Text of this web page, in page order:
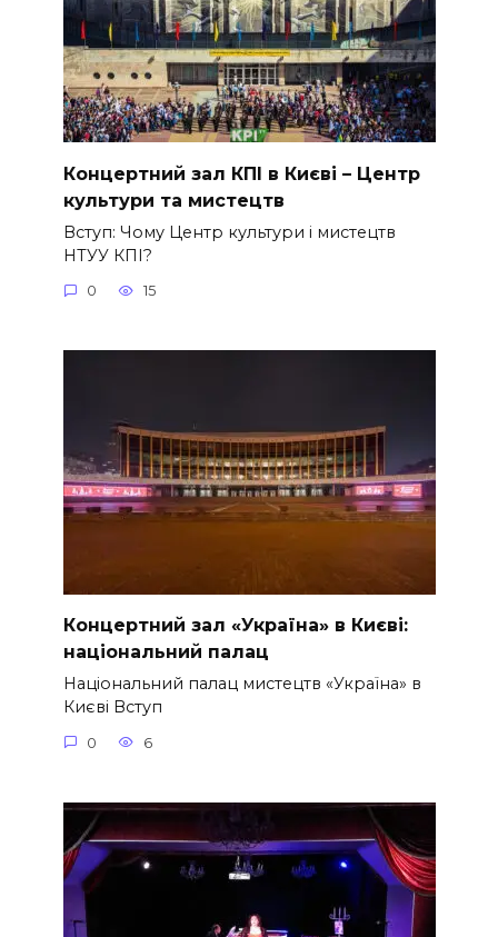
Концертний зал КПІ в Києві – Центр
культури та мистецтв
Вступ: Чому Центр культури і мистецтв
НТУУ КПІ?
0 15
Концертний зал «Україна» в Києві:
національний палац
Національний палац мистецтв «Україна» в
Києві Вступ
0 6